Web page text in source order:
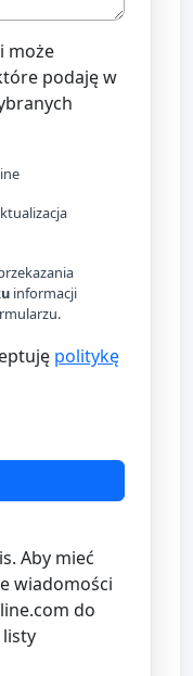
może
podaję w
informacji
politykę
Aby mieć
wiadomości
do